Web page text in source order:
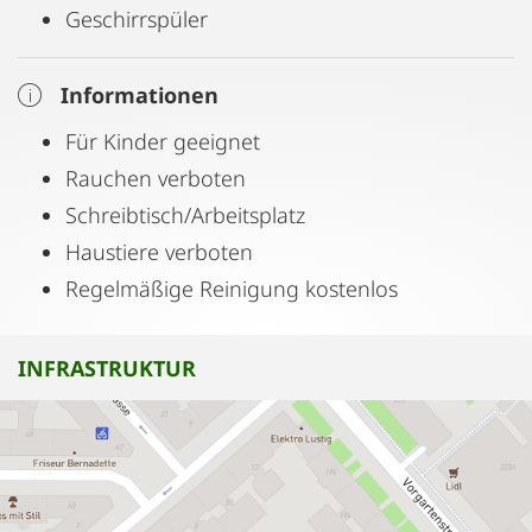
Geschirrspüler
Informationen
Für Kinder geeignet
Rauchen verboten
Schreibtisch/Arbeitsplatz
Haustiere verboten
Regelmäßige Reinigung kostenlos
INFRASTRUKTUR